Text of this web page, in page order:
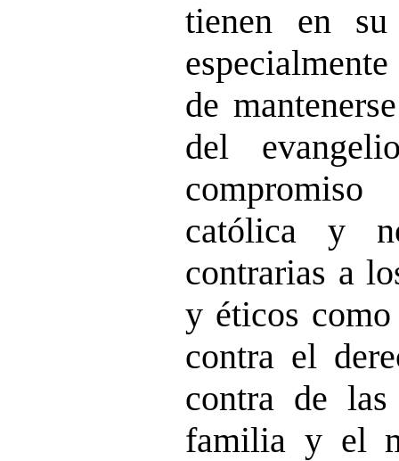
tienen en su
de
del
católica y
contrarias a
y éticos
contra el
contra de
familia y el